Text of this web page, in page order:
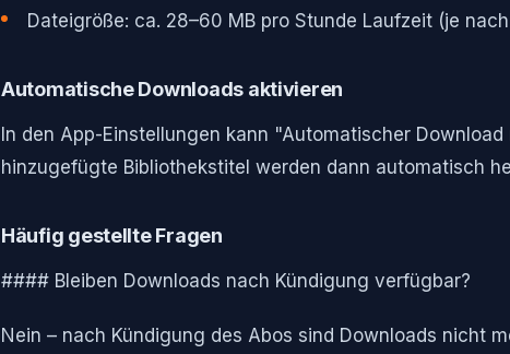
Dateigröße: ca. 28–60 MB pro Stunde Laufzeit (je
Automatische Downloads aktivieren
In den App-Einstellungen kann "Automatischer
hinzugefügte Bibliothekstitel werden dann automatisch
Häufig gestellte Fragen
#### Bleiben Downloads nach Kündigung verfügbar?
Nein – nach Kündigung des Abos sind Downloads nicht